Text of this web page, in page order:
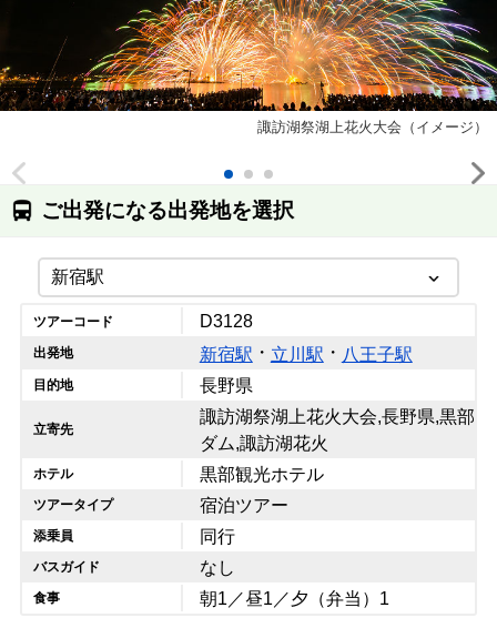
諏訪湖祭湖上花火大会（イメージ）
ご出発になる出発地を選択
ツアーコード D3128
出発地 新宿駅 ・ 立川駅 ・ 八王子駅
目的地 長野県
立寄先
諏訪湖祭湖上花火大会,長野県,黒部
ダム,諏訪湖花火
ホテル 黒部観光ホテル
ツアータイプ 宿泊ツアー
添乗員 同行
バスガイド なし
食事 朝1／昼1／夕（弁当）1